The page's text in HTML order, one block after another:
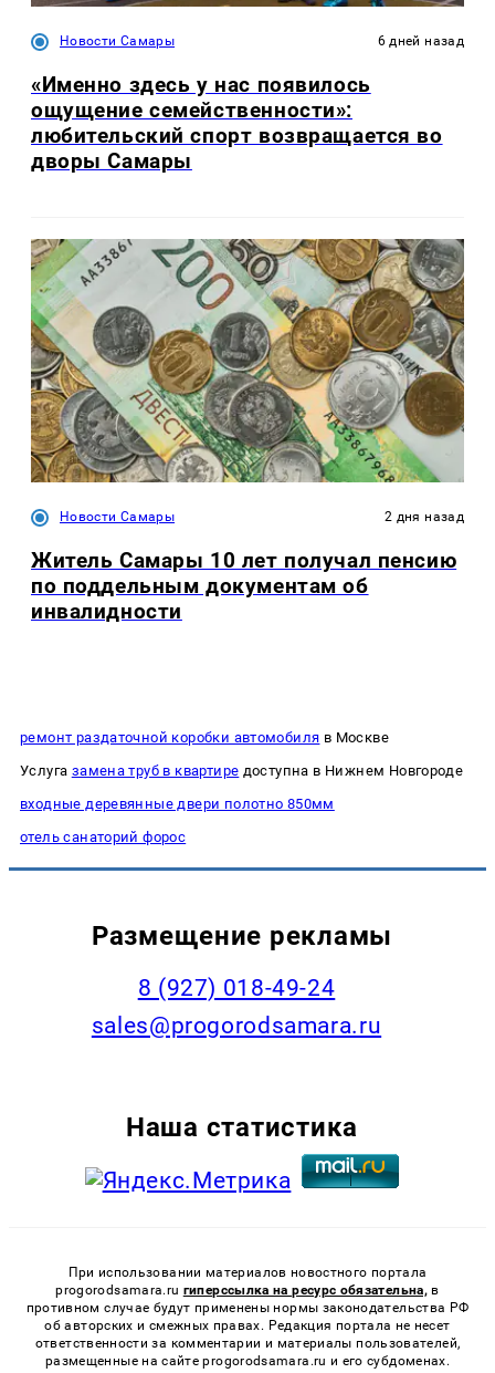
Новости Самары 6 дней назад
«Именно здесь у нас появилось
ощущение семейственности»:
любительский спорт возвращается во
дворы Самары
Новости Самары 2 дня назад
Житель Самары 10 лет получал пенсию
по поддельным документам об
инвалидности
ремонт раздаточной коробки автомобиля в Москве
Услуга замена труб в квартире доступна в Нижнем Новгороде
входные деревянные двери полотно 850мм
отель санаторий форос
Размещение рекламы
8 (927) 018-49-24
sales@progorodsamara.ru
Наша статистика
При использовании материалов новостного портала
progorodsamara.ru гиперссылка на ресурс обязательна, в
противном случае будут применены нормы законодательства РФ
об авторских и смежных правах. Редакция портала не несет
ответственности за комментарии и материалы пользователей,
размещенные на сайте progorodsamara.ru и его субдоменах.